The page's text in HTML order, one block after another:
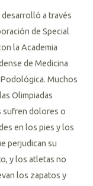
desarrolló a través
de Special
la Academia
de Medicina
Muchos
Olimpiadas
sufren dolores o
en los pies y los
perjudican su
y los atletas no
los zapatos y